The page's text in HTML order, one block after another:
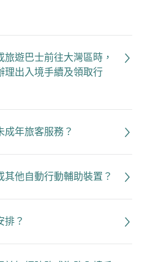
遊巴士前往大灣區時，
理出入境手續及領取行
成年旅客服務？
他自動行動輔助裝置？
排？